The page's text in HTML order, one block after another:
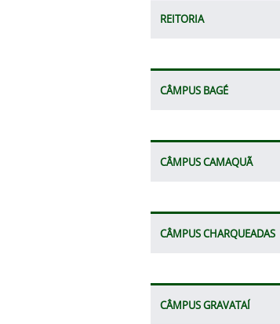
REITORIA
CÂMPUS BAGÉ
CÂMPUS CAMAQUÃ
CÂMPUS CHARQUEADAS
CÂMPUS GRAVATAÍ